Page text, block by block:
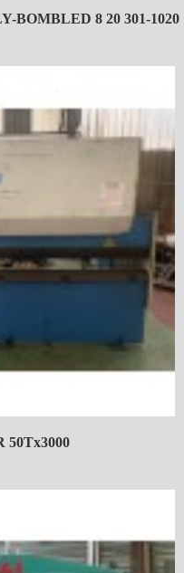
BOMBLED 8 20 301-1020
50Tx3000